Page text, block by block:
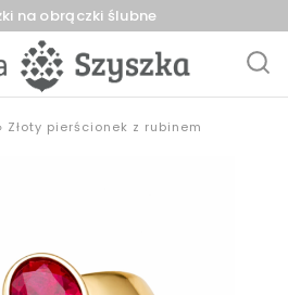
na obrączki ślubne
Złoty pierścionek z rubinem